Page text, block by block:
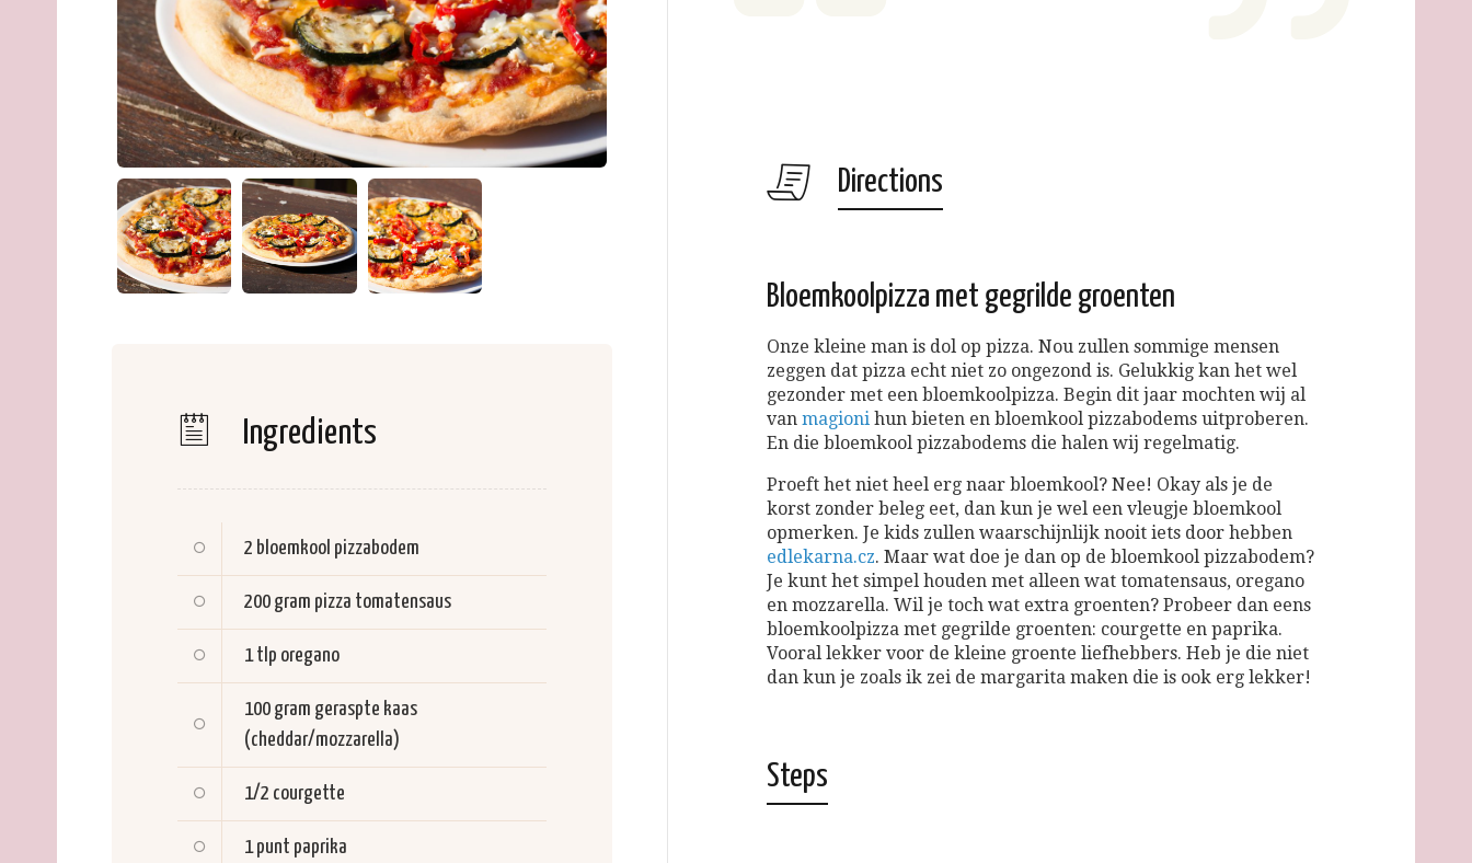
Ingredients
2 bloemkool pizzabodem
200 gram pizza tomatensaus
1 tlp oregano
100 gram geraspte kaas
(cheddar/mozzarella)
1/2 courgette
1 punt paprika
Directions
Bloemkoolpizza met gegrilde groenten
Onze kleine man is dol op pizza. Nou zullen sommige mensen
zeggen dat pizza echt niet zo ongezond is. Gelukkig kan het wel
gezonder met een bloemkoolpizza. Begin dit jaar mochten wij al
van magioni hun bieten en bloemkool pizzabodems uitproberen.
En die bloemkool pizzabodems die halen wij regelmatig.
Proeft het niet heel erg naar bloemkool? Nee! Okay als je de
korst zonder beleg eet, dan kun je wel een vleugje bloemkool
opmerken. Je kids zullen waarschijnlijk nooit iets door hebben
edlekarna.cz. Maar wat doe je dan op de bloemkool pizzabodem?
Je kunt het simpel houden met alleen wat tomatensaus, oregano
en mozzarella. Wil je toch wat extra groenten? Probeer dan eens
bloemkoolpizza met gegrilde groenten: courgette en paprika.
Vooral lekker voor de kleine groente liefhebbers. Heb je die niet
dan kun je zoals ik zei de margarita maken die is ook erg lekker!
Steps